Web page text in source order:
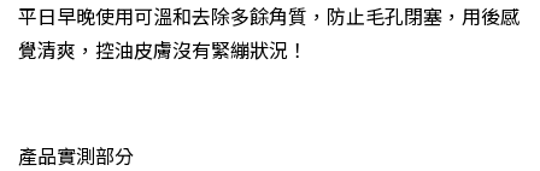
平日早晚使用可溫和去除多餘角質，防止毛孔閉塞，用後感
覺清爽，控油皮膚沒有緊繃狀況！
產品實測部分